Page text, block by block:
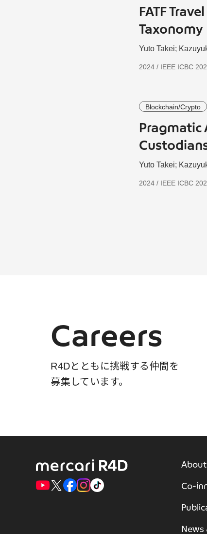
FATF
Taxonomy
Yuto Takei;
2024 / IEEE ICBC
Blockchain/Crypto
Pragmatic
Yuto Takei;
2024 / IEEE ICBC
Careers
R4Dとともに挑戦する仲間を
募集しています。
About
Co-
News